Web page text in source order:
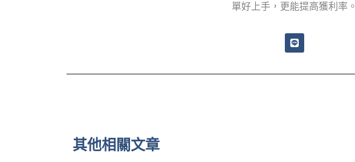
單好上手，更能提高獲利率。
L
i
其他相關文章